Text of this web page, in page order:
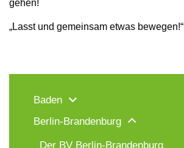
gehen!
„Lasst und gemeinsam etwas bewegen!“
Baden
Berlin-Brandenburg
Der BV Berlin-Brandenburg